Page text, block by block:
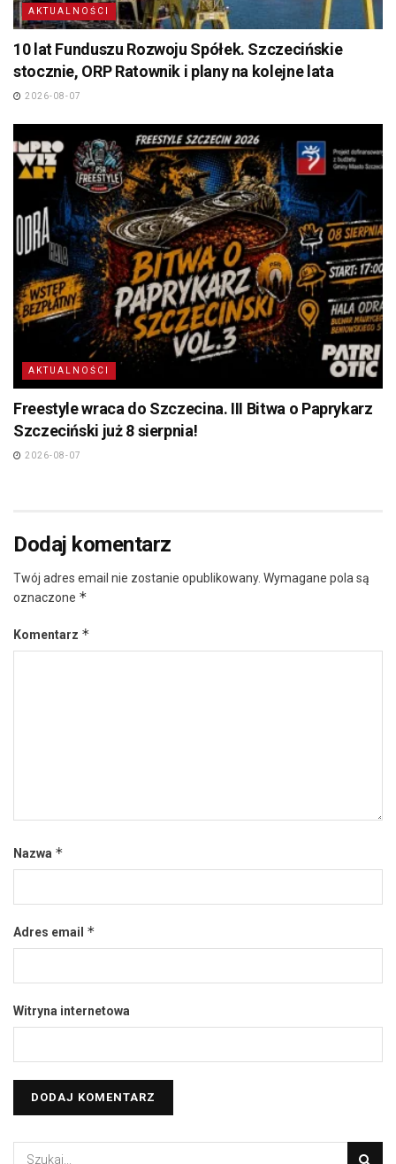
AKTUALNOŚCI
10 lat Funduszu Rozwoju Spółek. Szczecińskie
stocznie, ORP Ratownik i plany na kolejne lata
2026-08-07
AKTUALNOŚCI
Freestyle wraca do Szczecina. III Bitwa o Paprykarz
Szczeciński już 8 sierpnia!
2026-08-07
Dodaj komentarz
Twój adres email nie zostanie opublikowany. Wymagane pola są
oznaczone *
Komentarz *
Nazwa *
Adres email *
Witryna internetowa